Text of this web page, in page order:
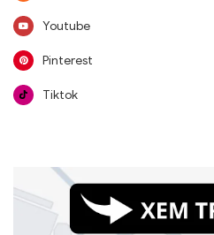
Youtube
Pinterest
Tiktok